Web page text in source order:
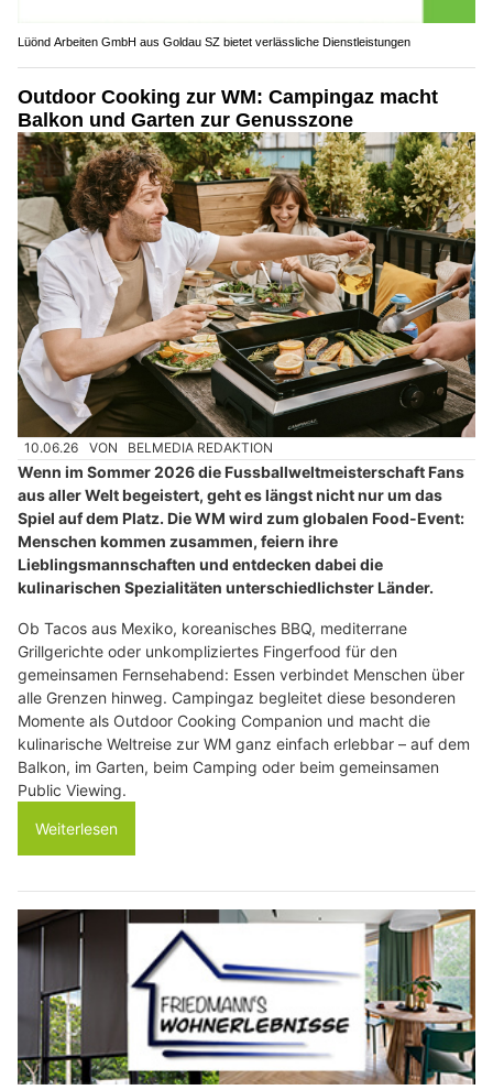
Lüönd Arbeiten GmbH aus Goldau SZ bietet verlässliche Dienstleistungen
Outdoor Cooking zur WM: Campingaz macht
Balkon und Garten zur Genusszone
10.06.26 VON BELMEDIA REDAKTION
Wenn im Sommer 2026 die Fussballweltmeisterschaft Fans
aus aller Welt begeistert, geht es längst nicht nur um das
Spiel auf dem Platz. Die WM wird zum globalen Food-Event:
Menschen kommen zusammen, feiern ihre
Lieblingsmannschaften und entdecken dabei die
kulinarischen Spezialitäten unterschiedlichster Länder.
Ob Tacos aus Mexiko, koreanisches BBQ, mediterrane
Grillgerichte oder unkompliziertes Fingerfood für den
gemeinsamen Fernsehabend: Essen verbindet Menschen über
alle Grenzen hinweg. Campingaz begleitet diese besonderen
Momente als Outdoor Cooking Companion und macht die
kulinarische Weltreise zur WM ganz einfach erlebbar – auf dem
Balkon, im Garten, beim Camping oder beim gemeinsamen
Public Viewing.
Weiterlesen